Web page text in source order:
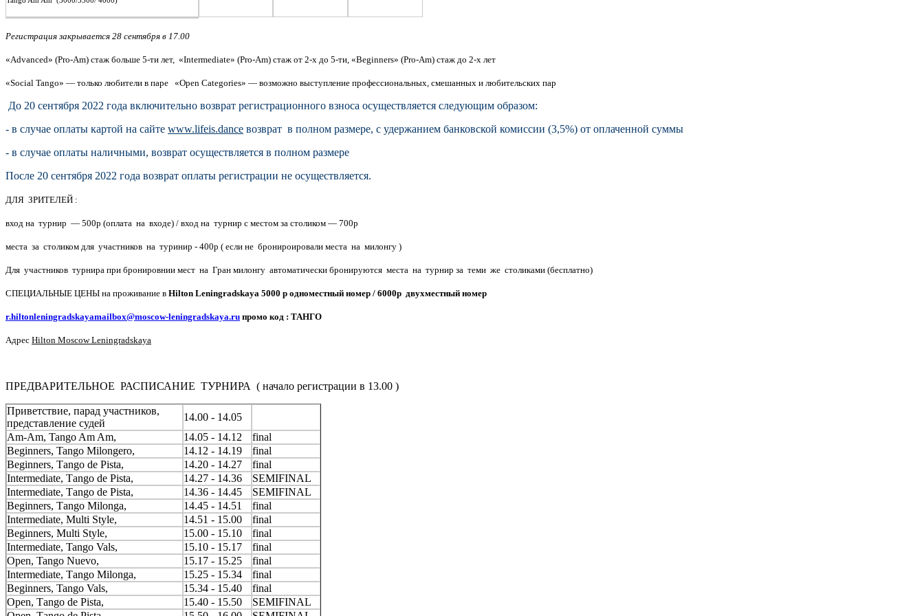
Регистрация закрывается 28 cентября в 17.00
«Advanced» (Pro-Аm) стаж больше 5-ти лет, «Intermediate» (Pro-Am) стаж от 2-х до 5-ти, «Beginners» (Pro-Am) стаж до 2-х лет
«Social Tango» — только любители в паре «Open Categories» — возможно выступление профессиональных, смешанных и любительских пар
До 20 сентября 2022 года включительно возврат регистрационного взноса осуществляется следующим образом:
- в случае оплаты картой на сайте www.lifeis.dance возврат в полном размере, с удержанием банковской комиссии (3,5%) от оплаченной суммы
- в случае оплаты наличными, возврат осуществляется в полном размере
После 20 сентября 2022 года возврат оплаты регистрации не осуществляется.
ДЛЯ ЗРИТЕЛЕЙ :
вход на турнир — 500р (оплата на входе) / вход на турнир с местом за столиком — 700р
места за столиком для участников на туринир - 400р ( если не бронироировали места на милонгу )
Для участников турнира при бронировнии мест на Гран милонгу автоматически бронируются места на турнир за теми же столиками (бесплатно)
CПЕЦИАЛЬНЫЕ ЦЕНЫ на проживание в Hilton Leningradskaya 5000 р одноместный номер / 6000р двухместный номер
r.hiltonleningradskayamailbox@moscow-leningradskaya.ru промо код : ТАНГO
Адрес Hilton Moscow Leningradskaya
ПРЕДВАРИТЕЛЬНОЕ РАСПИСАНИЕ ТУРНИРА ( начало регистрации в 13.00 )
Приветствие, парад участников,
представление судей
14.00 - 14.05
Am-Am, Tango Am Am,
14.05 - 14.12
final
Beginners, Tango Milongero,
14.12 - 14.19
final
Beginners, Таngo de Pista,
14.20 - 14.27
final
Intermediate, Таngo de Pista,
14.27 - 14.36
SEMIFINAL
Intermediate, Таngo de Pista,
14.36 - 14.45
SEMIFINAL
Beginners, Тango Milonga,
14.45 - 14.51
final
Intermediate, Multi Style,
14.51 - 15.00
final
Beginners, Multi Style,
15.00 - 15.10
final
Intermediate, Tango Vals,
15.10 - 15.17
final
Open, Tango Nuevo,
15.17 - 15.25
final
Intermediate, Тango Milonga,
15.25 - 15.34
final
Beginners, Tango Vals,
15.34 - 15.40
final
Open, Таngo de Pista,
15.40 - 15.50
SEMIFINAL